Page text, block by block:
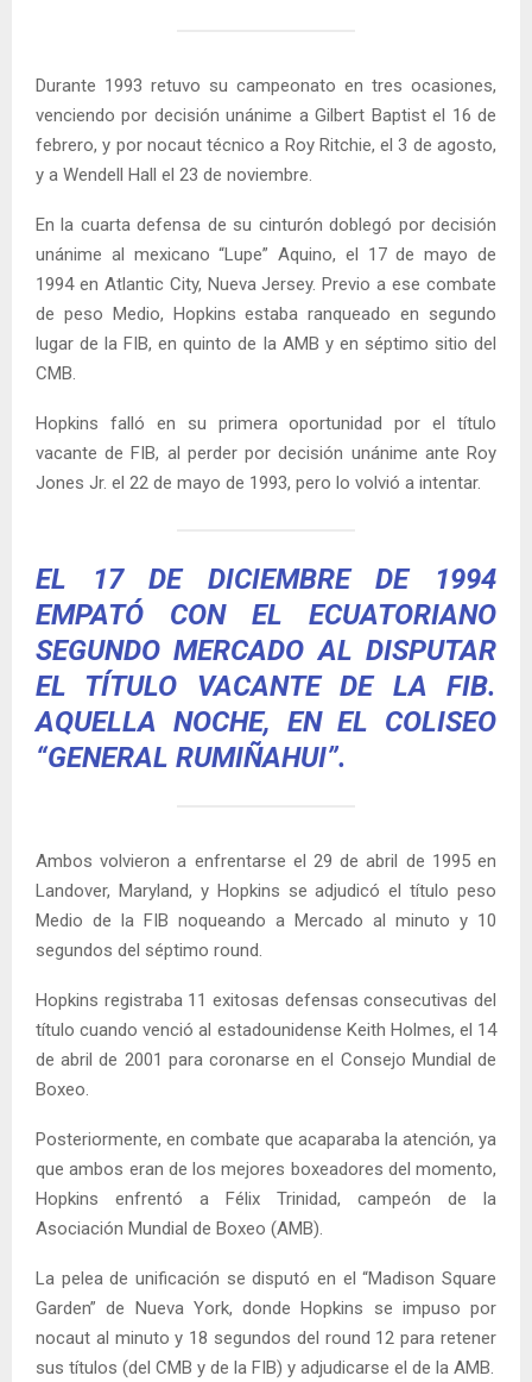
Durante 1993 retuvo su campeonato en tres ocasiones,
venciendo por decisión unánime a Gilbert Baptist el 16 de
febrero, y por nocaut técnico a Roy Ritchie, el 3 de agosto,
y a Wendell Hall el 23 de noviembre.
En la cuarta defensa de su cinturón doblegó por decisión
unánime al mexicano “Lupe” Aquino, el 17 de mayo de
1994 en Atlantic City, Nueva Jersey. Previo a ese combate
de peso Medio, Hopkins estaba ranqueado en segundo
lugar de la FIB, en quinto de la AMB y en séptimo sitio del
CMB.
Hopkins falló en su primera oportunidad por el título
vacante de FIB, al perder por decisión unánime ante Roy
Jones Jr. el 22 de mayo de 1993, pero lo volvió a intentar.
EL 17 DE DICIEMBRE DE 1994
EMPATÓ CON EL ECUATORIANO
SEGUNDO MERCADO AL DISPUTAR
EL TÍTULO VACANTE DE LA FIB.
AQUELLA NOCHE, EN EL COLISEO
“GENERAL RUMIÑAHUI”.
Ambos volvieron a enfrentarse el 29 de abril de 1995 en
Landover, Maryland, y Hopkins se adjudicó el título peso
Medio de la FIB noqueando a Mercado al minuto y 10
segundos del séptimo round.
Hopkins registraba 11 exitosas defensas consecutivas del
título cuando venció al estadounidense Keith Holmes, el 14
de abril de 2001 para coronarse en el Consejo Mundial de
Boxeo.
Posteriormente, en combate que acaparaba la atención, ya
que ambos eran de los mejores boxeadores del momento,
Hopkins enfrentó a Félix Trinidad, campeón de la
Asociación Mundial de Boxeo (AMB).
La pelea de unificación se disputó en el “Madison Square
Garden” de Nueva York, donde Hopkins se impuso por
nocaut al minuto y 18 segundos del round 12 para retener
sus títulos (del CMB y de la FIB) y adjudicarse el de la AMB.